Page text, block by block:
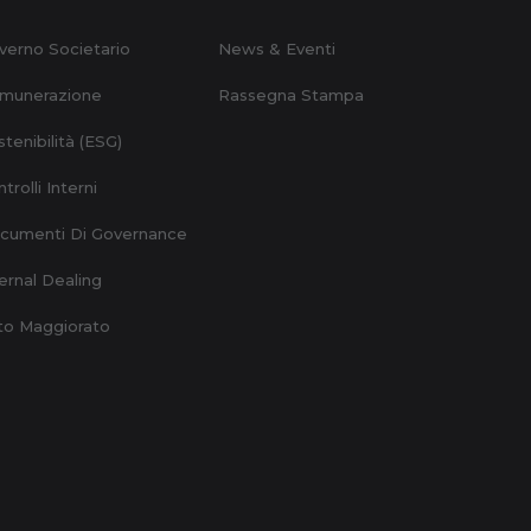
Societario
(ESG)
Interni
Di Governance
Dealing
Maggiorato
News & Eventi
Rassegna Stampa